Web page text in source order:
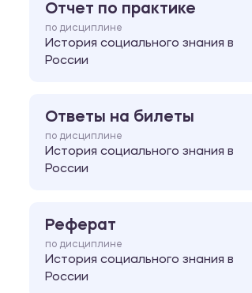
Отчет по практике
по дисциплине
История социального знания в
России
Ответы на билеты
по дисциплине
История социального знания в
России
Реферат
по дисциплине
История социального знания в
России